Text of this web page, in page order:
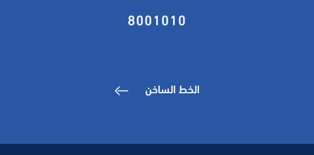
8001010
الخط الساخن